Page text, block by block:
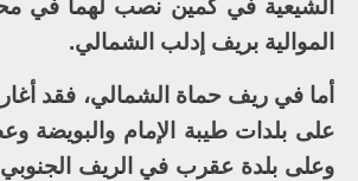
الشيعية في كمين نصب لهما في
الموالية بريف إدلب الشمالي.
أما في ريف حماة الشمالي، فقد
على بلدات طيبة الإمام والبويضة
وعلى بلدة عقرب في الريف